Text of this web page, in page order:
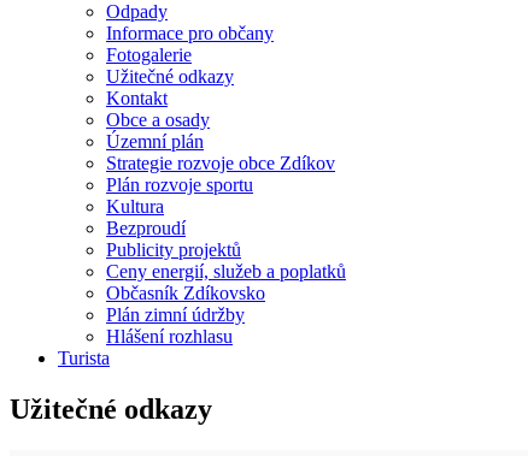
Odpady
Informace pro občany
Fotogalerie
Užitečné odkazy
Kontakt
Obce a osady
Územní plán
Strategie rozvoje obce Zdíkov
Plán rozvoje sportu
Kultura
Bezproudí
Publicity projektů
Ceny energií, služeb a poplatků
Občasník Zdíkovsko
Plán zimní údržby
Hlášení rozhlasu
Turista
Užitečné odkazy